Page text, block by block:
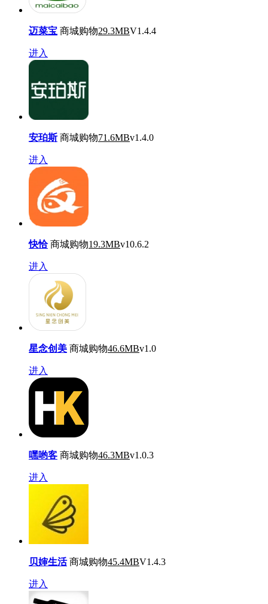
迈菜宝 商城购物29.3MBV1.4.4
进入
安珀斯 商城购物71.6MBv1.4.0
进入
快恰 商城购物19.3MBv10.6.2
进入
星念创美 商城购物46.6MBv1.0
进入
嘿哟客 商城购物46.3MBv1.0.3
进入
贝婶生活 商城购物45.4MBV1.4.3
进入